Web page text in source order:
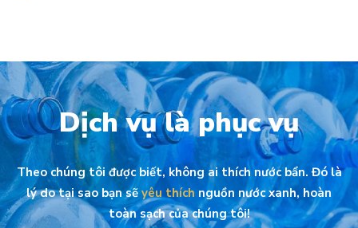
Dịch vụ là phục vụ
Theo chúng tôi được biết, không ai thích nước bẩn. Đó là
lý do tại sao bạn sẽ yêu thích nguồn nước xanh, hoàn
toàn sạch của chúng tôi!